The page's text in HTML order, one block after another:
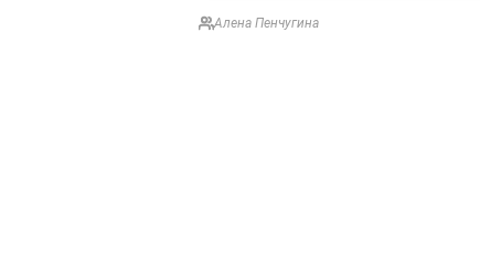
Алена Пенчугина